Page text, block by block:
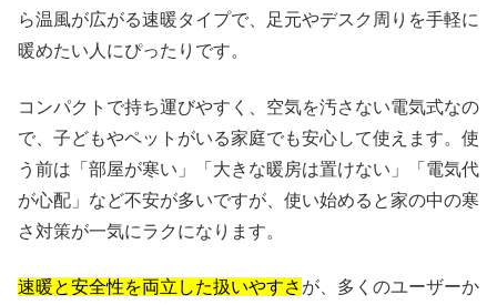
ら温風が広がる速暖タイプで、足元やデスク周りを手軽に
暖めたい人にぴったりです。
コンパクトで持ち運びやすく、空気を汚さない電気式なの
で、子どもやペットがいる家庭でも安心して使えます。使
う前は「部屋が寒い」「大きな暖房は置けない」「電気代
が心配」など不安が多いですが、使い始めると家の中の寒
さ対策が一気にラクになります。
速暖と安全性を両立した扱いやすさ が、多くのユーザーか